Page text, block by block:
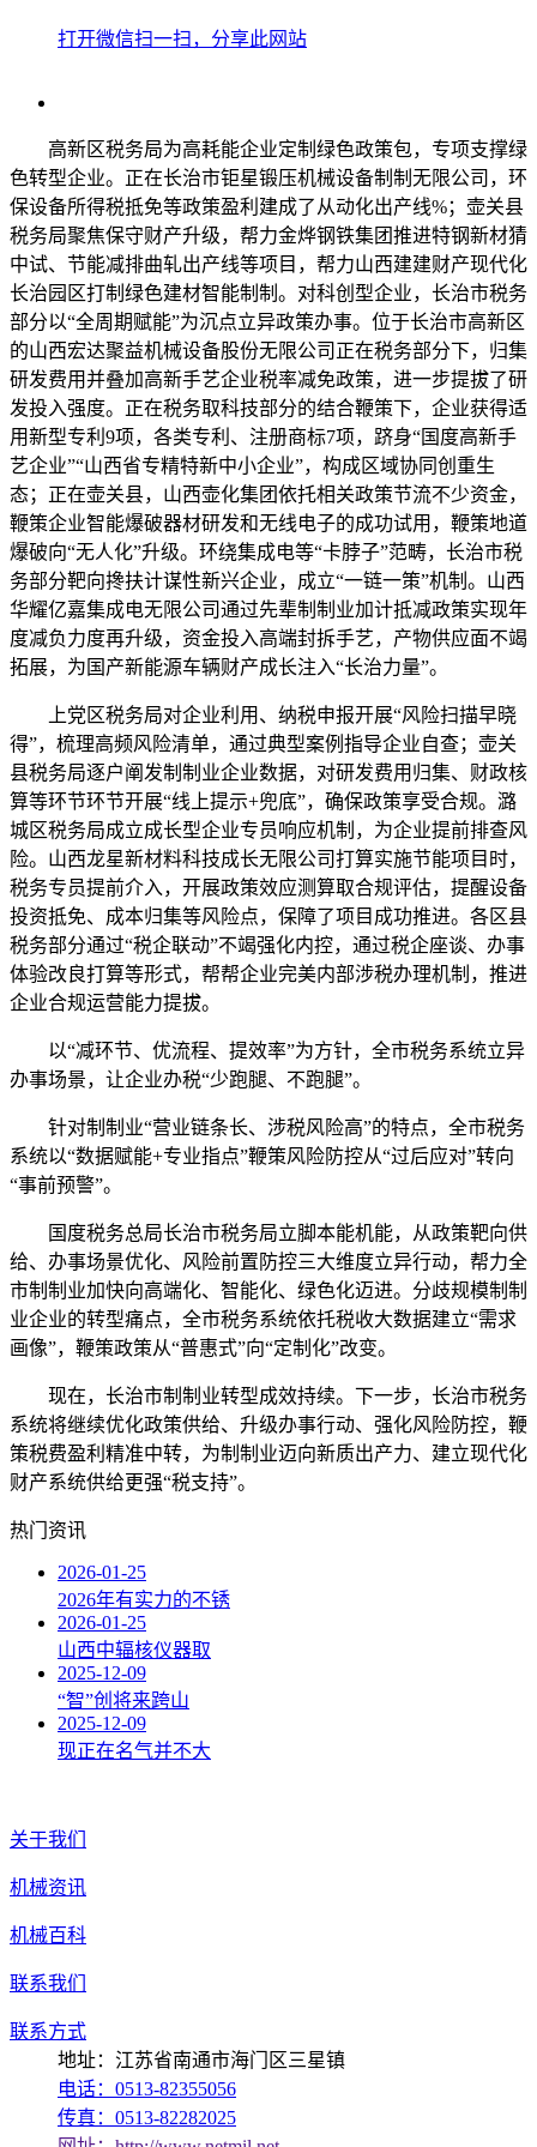
打开微信扫一扫，分享此网站
高新区税务局为高耗能企业定制绿色政策包，专项支撑绿
色转型企业。正在长治市钜星锻压机械设备制制无限公司，环
保设备所得税抵免等政策盈利建成了从动化出产线%；壶关县
税务局聚焦保守财产升级，帮力金烨钢铁集团推进特钢新材猜
中试、节能减排曲轧出产线等项目，帮力山西建建财产现代化
长治园区打制绿色建材智能制制。对科创型企业，长治市税务
部分以“全周期赋能”为沉点立异政策办事。位于长治市高新区
的山西宏达聚益机械设备股份无限公司正在税务部分下，归集
研发费用并叠加高新手艺企业税率减免政策，进一步提拔了研
发投入强度。正在税务取科技部分的结合鞭策下，企业获得适
用新型专利9项，各类专利、注册商标7项，跻身“国度高新手
艺企业”“山西省专精特新中小企业”，构成区域协同创重生
态；正在壶关县，山西壶化集团依托相关政策节流不少资金，
鞭策企业智能爆破器材研发和无线电子的成功试用，鞭策地道
爆破向“无人化”升级。环绕集成电等“卡脖子”范畴，长治市税
务部分靶向搀扶计谋性新兴企业，成立“一链一策”机制。山西
华耀亿嘉集成电无限公司通过先辈制制业加计抵减政策实现年
度减负力度再升级，资金投入高端封拆手艺，产物供应面不竭
拓展，为国产新能源车辆财产成长注入“长治力量”。
上党区税务局对企业利用、纳税申报开展“风险扫描早晓
得”，梳理高频风险清单，通过典型案例指导企业自查；壶关
县税务局逐户阐发制制业企业数据，对研发费用归集、财政核
算等环节环节开展“线上提示+兜底”，确保政策享受合规。潞
城区税务局成立成长型企业专员响应机制，为企业提前排查风
险。山西龙星新材料科技成长无限公司打算实施节能项目时，
税务专员提前介入，开展政策效应测算取合规评估，提醒设备
投资抵免、成本归集等风险点，保障了项目成功推进。各区县
税务部分通过“税企联动”不竭强化内控，通过税企座谈、办事
体验改良打算等形式，帮帮企业完美内部涉税办理机制，推进
企业合规运营能力提拔。
以“减环节、优流程、提效率”为方针，全市税务系统立异
办事场景，让企业办税“少跑腿、不跑腿”。
针对制制业“营业链条长、涉税风险高”的特点，全市税务
系统以“数据赋能+专业指点”鞭策风险防控从“过后应对”转向
“事前预警”。
国度税务总局长治市税务局立脚本能机能，从政策靶向供
给、办事场景优化、风险前置防控三大维度立异行动，帮力全
市制制业加快向高端化、智能化、绿色化迈进。分歧规模制制
业企业的转型痛点，全市税务系统依托税收大数据建立“需求
画像”，鞭策政策从“普惠式”向“定制化”改变。
现在，长治市制制业转型成效持续。下一步，长治市税务
系统将继续优化政策供给、升级办事行动、强化风险防控，鞭
策税费盈利精准中转，为制制业迈向新质出产力、建立现代化
财产系统供给更强“税支持”。
热门资讯
2026-01-25
2026年有实力的不锈
2026-01-25
山西中辐核仪器取
2025-12-09
“智”创将来跨山
2025-12-09
现正在名气并不大
关于我们
机械资讯
机械百科
联系我们
联系方式
地址：江苏省南通市海门区三星镇
电话：0513-82355056
传真：0513-82282025